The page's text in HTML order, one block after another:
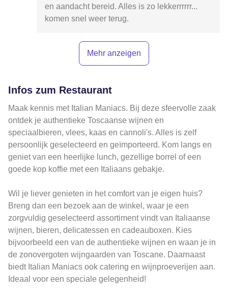
en aandacht bereid. Alles is zo lekkerrrrrr...
komen snel weer terug.
Mehr anzeigen
Infos zum Restaurant
Maak kennis met Italian Maniacs. Bij deze sfeervolle zaak
ontdek je authentieke Toscaanse wijnen en
speciaalbieren, vlees, kaas en cannoli's. Alles is zelf
persoonlijk geselecteerd en geïmporteerd. Kom langs en
geniet van een heerlijke lunch, gezellige borrel of een
goede kop koffie met een Italiaans gebakje.
Wil je liever genieten in het comfort van je eigen huis?
Breng dan een bezoek aan de winkel, waar je een
zorgvuldig geselecteerd assortiment vindt van Italiaanse
wijnen, bieren, delicatessen en cadeauboxen. Kies
bijvoorbeeld een van de authentieke wijnen en waan je in
de zonovergoten wijngaarden van Toscane. Daarnaast
biedt Italian Maniacs ook catering en wijnproeverijen aan.
Ideaal voor een speciale gelegenheid!